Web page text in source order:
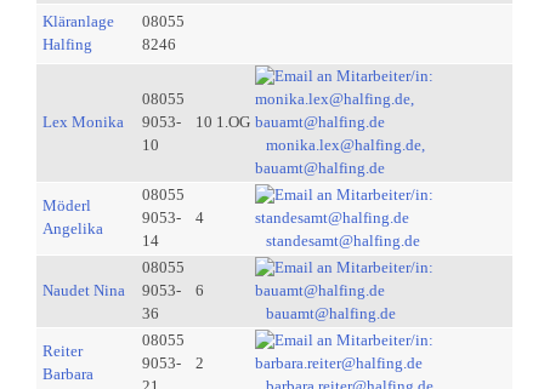
Kläranlage
Halfing
08055
8246
Lex Monika
08055
9053-
10
10 1.OG
monika.lex@halfing.de,
bauamt@halfing.de
Möderl
Angelika
08055
9053-
14
4
standesamt@halfing.de
Naudet Nina
08055
9053-
36
6
bauamt@halfing.de
Reiter
Barbara
08055
9053-
2